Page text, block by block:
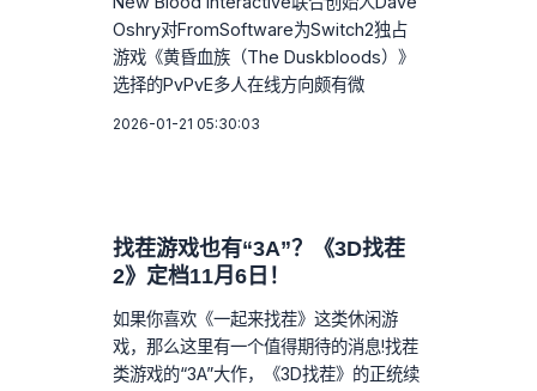
Oshry对FromSoftware为Switch2独占
游戏《黄昏血族（The Duskbloods）》
选择的PvPvE多人在线方向颇有微
2026-01-21 05:30:03
找茬游戏也有“3A”？《3D找茬
2》定档11月6日！
如果你喜欢《一起来找茬》这类休闲游
戏，那么这里有一个值得期待的消息!找茬
类游戏的“3A”大作，《3D找茬》的正统续